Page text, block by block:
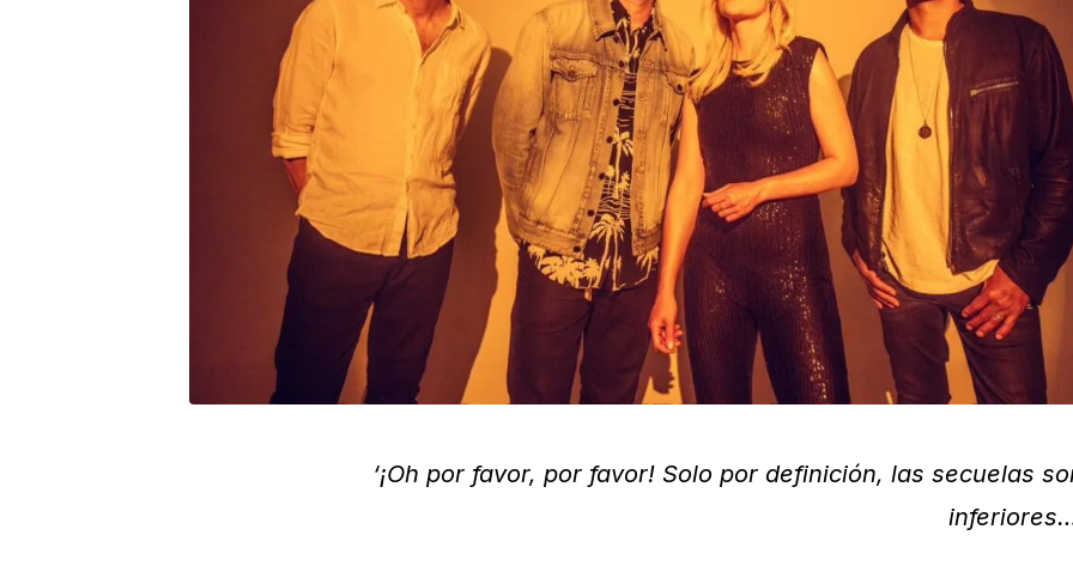
‘¡Oh por favor, por favor! Solo por definición, las secuelas